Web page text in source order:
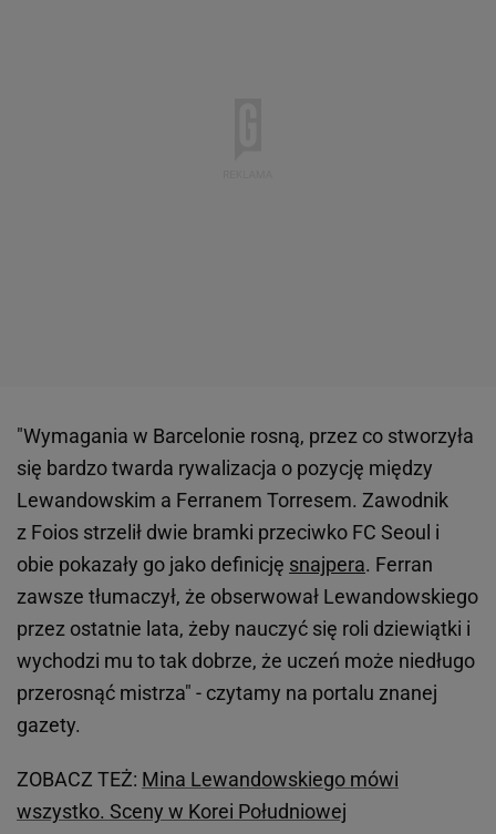
"Wymagania w Barcelonie rosną, przez co stworzyła
się bardzo twarda rywalizacja o pozycję między
Lewandowskim a Ferranem Torresem. Zawodnik
z Foios strzelił dwie bramki przeciwko FC Seoul i
obie pokazały go jako definicję snajpera. Ferran
zawsze tłumaczył, że obserwował Lewandowskiego
przez ostatnie lata, żeby nauczyć się roli dziewiątki i
wychodzi mu to tak dobrze, że uczeń może niedługo
przerosnąć mistrza" - czytamy na portalu znanej
gazety.
ZOBACZ TEŻ: Mina Lewandowskiego mówi
wszystko. Sceny w Korei Południowej